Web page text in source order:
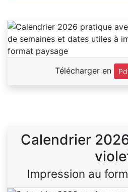
Télécharger en
Calendrier
Impression au